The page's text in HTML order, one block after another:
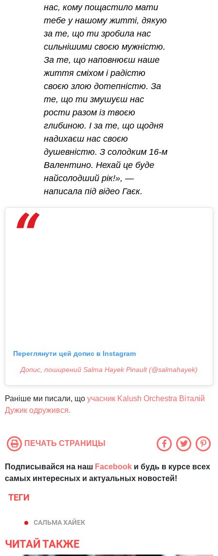
нас, кому пощастило мати
тебе у нашому житті, дякую
за те, що ти зробила нас
сильнішими своєю мужністю.
За те, що наповнюєш наше
життя сміхом і радістю
своєю злою дотепністю. За
те, що ти змушуєш нас
рости разом із твоєю
глибиною. І за те, що щодня
надихаєш нас своєю
душевністю. З солодким 16-м
Валентино. Нехай це буде
найсолодший рік!», —
написала під відео Гаєк.
Переглянути цей допис в Instagram
Допис, поширений Salma Hayek Pinault (@salmahayek)
Раніше ми писали, що учасник Kalush Orchestra Віталій
Дужик одружився.
ПЕЧАТЬ СТРАНИЦЫ
Подписывайся на наш Facebook и будь в курсе всех
самых интересных и актуальных новостей!
ТЕГИ
САЛЬМА ХАЙЕК
ЧИТАЙ ТАКЖЕ